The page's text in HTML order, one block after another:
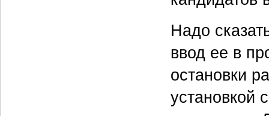
Надо
ввод ее в
остановки
установкой